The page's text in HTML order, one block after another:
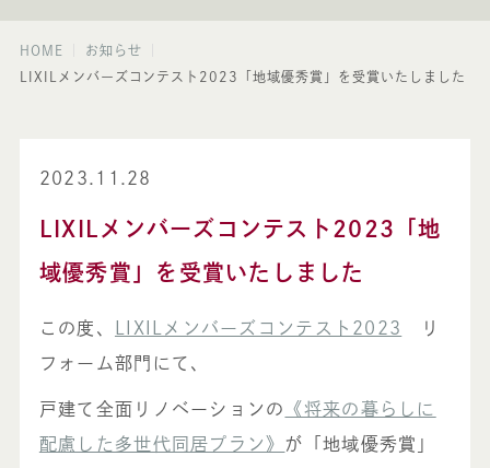
HOME
お知らせ
LIXILメンバーズコンテスト2023「地域優秀賞」を受賞いたしました
2023.11.28
LIXILメンバーズコンテスト2023「地
域優秀賞」を受賞いたしました
この度、 LIXILメンバーズコンテスト2023
リ
フォーム部門にて、
戸建て全面リノベーションの
《将来の暮らしに
配慮した多世代同居プラン》 が「地域優秀賞」